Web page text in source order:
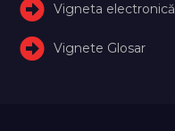
Vigneta electronică
Vignete Glosar